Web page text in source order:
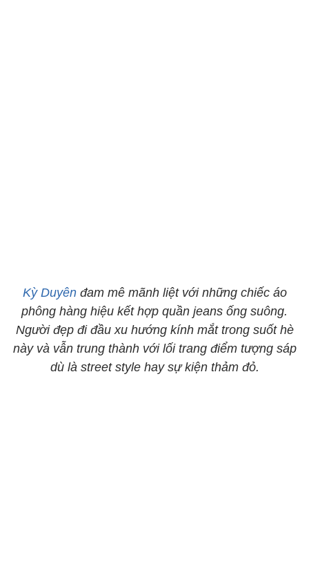
Kỳ Duyênđam mê mãnh liệt với những chiếc áo
phông hàng hiệu kết hợp quần jeans ống suông.
Người đẹp đi đầu xu hướng kính mắt trong suốt hè
này và vẫn trung thành với lối trang điểm tượng sáp
dù là street style hay sự kiện thảm đỏ.